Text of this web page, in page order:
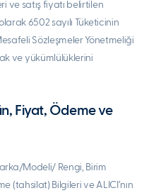
ve satış fiyatı belirtilen
6502 sayılı Tüketicinin
Sözleşmeler Yönetmeliği
ve yükümlülüklerini
Fiyat, Ödeme ve
Modeli/ Rengi, Birim
(tahsilat) Bilgileri ve ALICI’nın